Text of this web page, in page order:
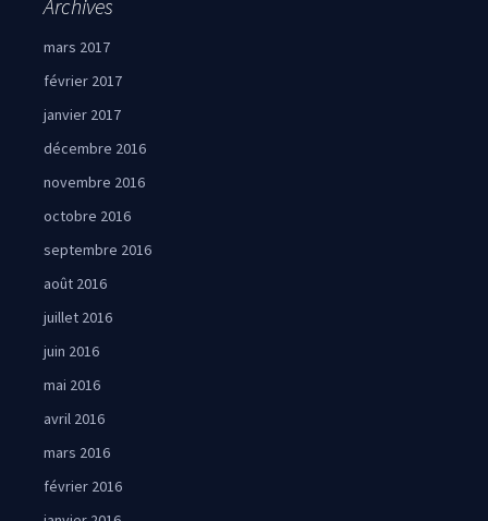
Archives
mars 2017
février 2017
janvier 2017
décembre 2016
novembre 2016
octobre 2016
septembre 2016
août 2016
juillet 2016
juin 2016
mai 2016
avril 2016
mars 2016
février 2016